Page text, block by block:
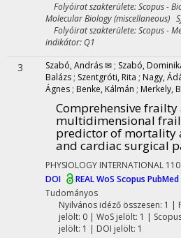
Folyóirat szakterülete: Scopus -
Molecular Biology (miscellaneous)
Folyóirat szakterülete: Scopus -
indikátor: Q1
3 Szabó, András ✉ ; Szabó,
Balázs ; Szentgróti, Rita ; Nagy,
Ágnes ; Benke, Kálmán ; Merkely,
Comprehensive frailty
multidimensional
predictor of mortality
and cardiac surgical
PHYSIOLOGY INTERNATIONAL 110
DOI
REALWoS Scopus PubMed
Tudományos
Nyilvános idéző összesen: 1 |
jelölt: 0 | WoS jelölt: 1 |
jelölt: 1 | DOI jelölt: 1